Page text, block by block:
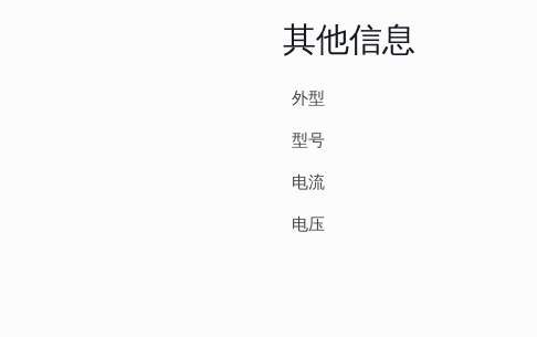
其他信息
外型
型号
电流
电压